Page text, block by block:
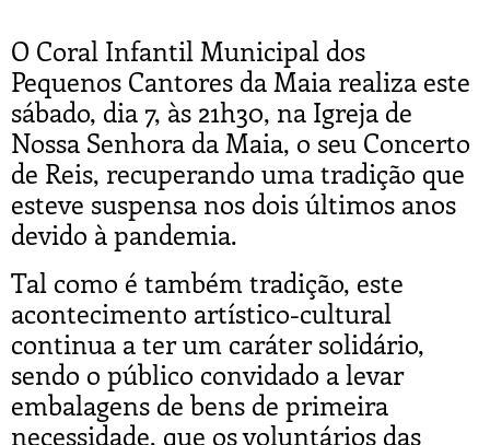
O Coral Infantil Municipal dos
Pequenos Cantores da Maia realiza este
sábado, dia 7, às 21h30, na Igreja de
Nossa Senhora da Maia, o seu Concerto
de Reis, recuperando uma tradição que
esteve suspensa nos dois últimos anos
devido à pandemia.
Tal como é também tradição, este
acontecimento artístico-cultural
continua a ter um caráter solidário,
sendo o público convidado a levar
embalagens de bens de primeira
necessidade, que os voluntários das